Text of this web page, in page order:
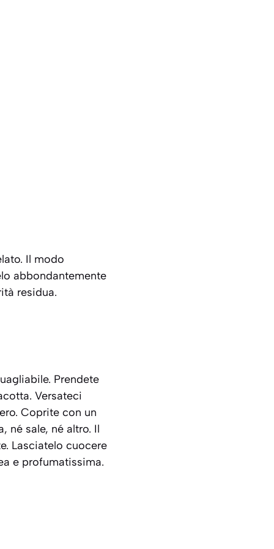
Il modo
abbondantemente
residua.
Prendete
Versateci
Coprite con un
né sale, né altro. Il
Lasciatelo cuocere
e profumatissima.